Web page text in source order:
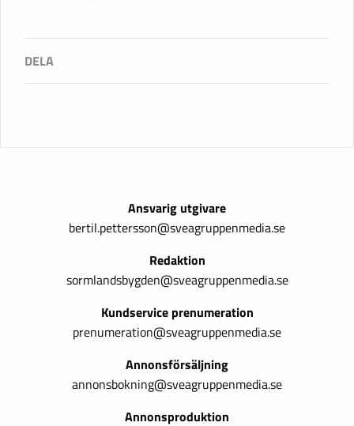
Ansvarig utgivare
bertil.pettersson@sveagruppenmedia.se
Redaktion
sormlandsbygden@sveagruppenmedia.se
Kundservice prenumeration
prenumeration@sveagruppenmedia.se
Annonsförsäljning
annonsbokning@sveagruppenmedia.se
Annonsproduktion